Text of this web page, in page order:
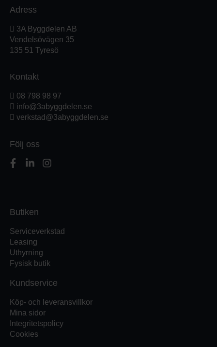
Adress
3A Byggdelen AB
Vendelsövägen 35
135 51 Tyresö
Kontakt
08 798 98 97
info@3abyggdelen.se
verkstad@3abyggdelen.se
Följ oss
Butiken
Serviceverkstad
Leasing
Uthyrning
Fysisk butik
Kundservice
Köp- och leveransvillkor
Mina sidor
Integritetspolicy
Cookies